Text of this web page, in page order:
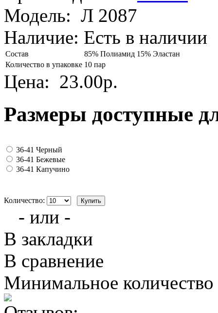
Модель: Л 2087
Наличие: Есть в наличии
Состав
85% Полиамид 15% Эластан
Количество в упаковке 10 пар
Цена: 23.00р.
Размеры доступные
36-41 Черный
36-41 Бежевые
36-41 Капучино
Количество:
- или -
В закладки
В сравнение
Минимальное количество